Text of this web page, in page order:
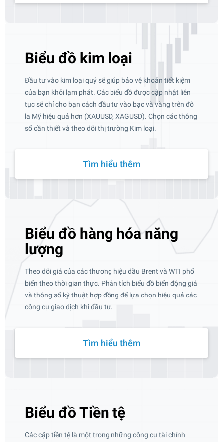
Biểu đồ kim loại
Đầu tư vào kim loại quý sẽ giúp bảo vệ khoản tiết kiệm
của bạn khỏi lạm phát. Các biểu đồ được cập nhật liên
tục sẽ chỉ cho bạn cách đầu tư vào bạc và vàng trên đô
la Mỹ hiệu quả hơn (XAUUSD, XAGUSD). Chọn các thông
số cần thiết và theo dõi thị trường Kim loại.
Tìm hiểu thêm
Biểu đồ hàng hóa năng
lượng
Theo dõi giá của các thương hiệu dầu Brent và WTI phổ
biến theo thời gian thực. Phân tích biểu đồ biến động giá
và thông số kỹ thuật hợp đồng để lựa chọn hiệu quả các
công cụ giao dịch khi đầu tư.
Tìm hiểu thêm
Biểu đồ Tiền tệ
Các cặp tiền tệ là một trong những công cụ tài chính